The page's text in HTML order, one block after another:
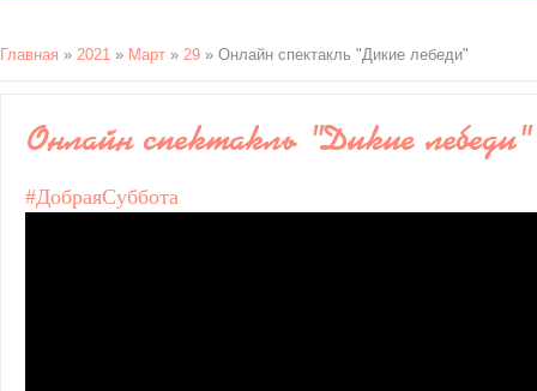
Главная » 2021 » Март » 29 » Онлайн спектакль "Дикие лебеди"
Онлайн спектакль "Дикие лебеди"
#ДобраяСуббота